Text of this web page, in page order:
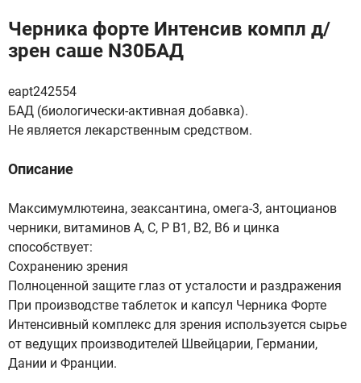
Черника форте Интенсив компл д/
зрен саше N30БАД
eapt242554
БАД (биологически-активная добавка).
Не является лекарственным средством.
Описание
Максимумлютеина, зеаксантина, омега-3, антоцианов
черники, витаминов A, C, P B1, B2, B6 и цинка
способствует:
Сохранению зрения
Полноценной защите глаз от усталости и раздражения
При производстве таблеток и капсул Черника Форте
Интенсивный комплекс для зрения используется сырье
от ведущих производителей Швейцарии, Германии,
Дании и Франции.